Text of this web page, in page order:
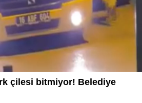
çilesi bitmiyor! Belediye